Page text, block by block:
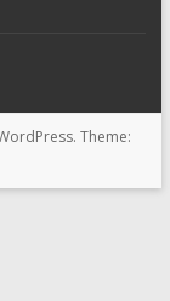
. Theme: